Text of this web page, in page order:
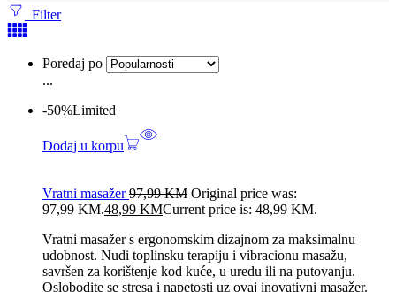
Filter
Poredaj po
...
-50%Limited
Dodaj u korpu
Vratni masažer97,99KM Original price was:
97,99 KM.48,99 KMCurrent price is: 48,99 KM.
Vratni masažer s ergonomskim dizajnom za maksimalnu
udobnost. Nudi toplinsku terapiju i vibracionu masažu,
savršen za korištenje kod kuće, u uredu ili na putovanju.
Oslobodite se stresa i napetosti uz ovaj inovativni masažer.